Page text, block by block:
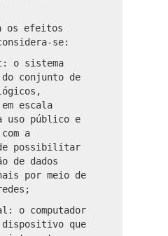
os efeitos
se:
o sistema
conjunto de
escala
uso público e
a
possibilitar
de dados
por meio de
o computador
dispositivo que